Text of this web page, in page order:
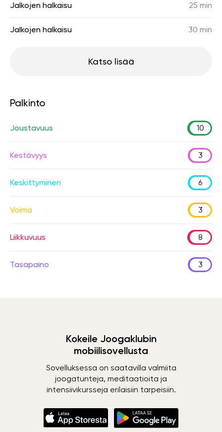
Jalkojen halkaisu 25 min
Jalkojen halkaisu 30 min
Katso lisää
Palkinto
Joustavuus 10
Kestävyys 3
Keskittyminen 6
Voima 3
Liikkuvuus 8
Tasapaino 3
Kokeile Joogaklubin
mobiilisovellusta
Sovelluksessa on saatavilla valmiita
joogatunteja, meditaatioita ja
intensiivikursseja erilaisiin tarpeisiin.